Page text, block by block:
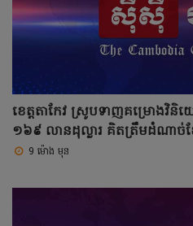
ខេត្តតាកែវ ស្រូបទាញគម្រោងវិ
១៦៩ លានដុល្លារ គិតត្រឹមដំណាច់ខ
9 ម៉ោង មុន